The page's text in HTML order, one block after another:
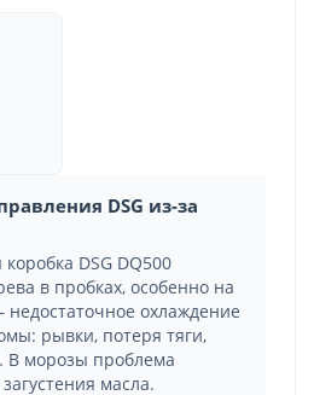
DSG из-за
DSG DQ500
в пробках, особенно на
охлаждение
рывки, потеря тяги,
В морозы проблема
масла.